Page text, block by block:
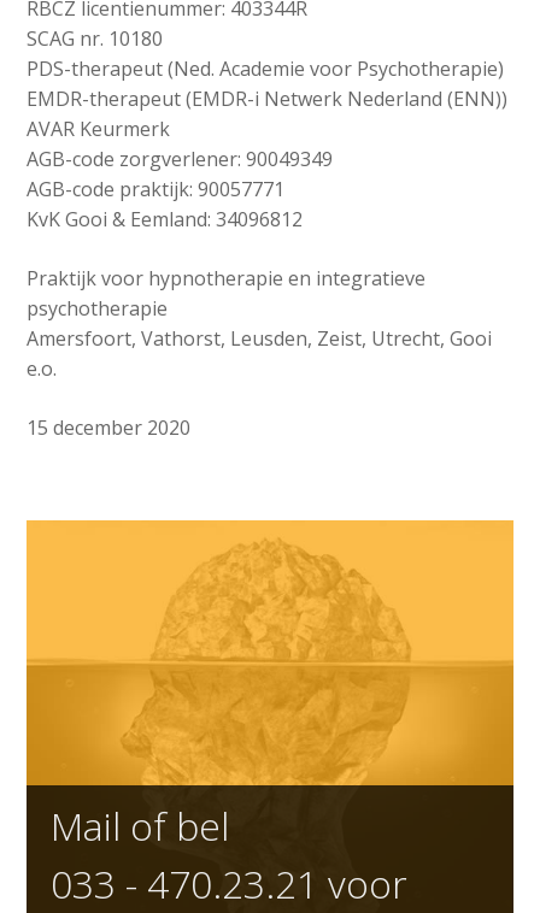
RBCZ licentienummer: 403344R
SCAG nr. 10180
PDS-therapeut (Ned. Academie voor Psychotherapie)
EMDR-therapeut (EMDR-i Netwerk Nederland (ENN))
AVAR Keurmerk
AGB-code zorgverlener: 90049349
AGB-code praktijk: 90057771
KvK Gooi & Eemland: 34096812
Praktijk voor hypnotherapie en integratieve
psychotherapie
Amersfoort, Vathorst, Leusden, Zeist, Utrecht, Gooi
e.o.
15 december 2020
Mail of bel
033 - 470.23.21 voor